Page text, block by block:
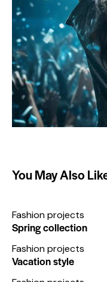
You May Also
Fashion projects
Spring collection
Fashion projects
Vacation style